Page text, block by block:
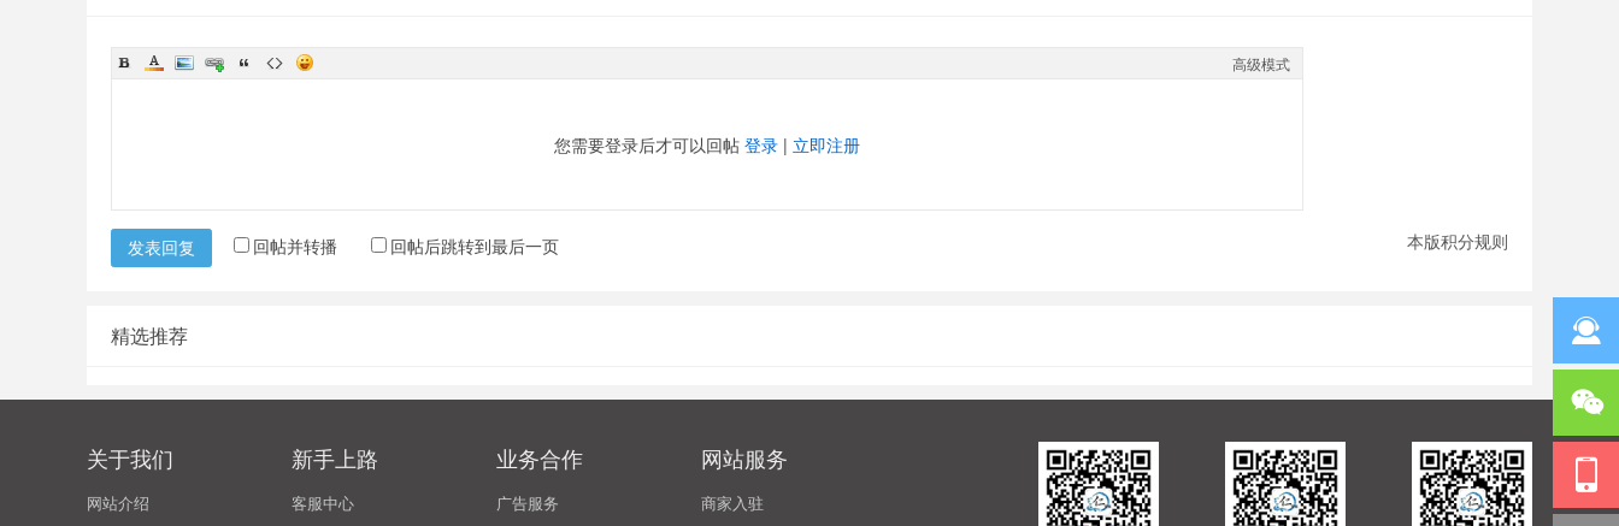
高级模式
您需要登录后才可以回帖 登录 | 立即注册
本版积分规则
发表回复 回帖并转播 回帖后跳转到最后一页
精选推荐
关于我们
网站介绍
新手上路
客服中心
业务合作
广告服务
网站服务
商家入驻